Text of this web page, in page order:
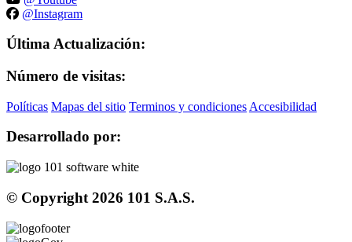
@Instagram
Última Actualización:
Número de visitas:
Políticas Mapas del sitio Terminos y condiciones Accesibilidad
Desarrollado por:
© Copyright 2026 101 S.A.S.